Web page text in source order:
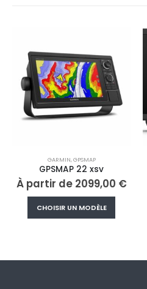
GARMIN,GPSMAP
GPSMAP 22 xsv
À partir de 2099,00 €
CHOISIR UN MODÈLE
Ce produit a plusieurs variations. Les options peuvent être choisies sur la page du produit